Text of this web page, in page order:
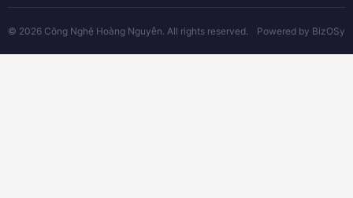
© 2026 Công Nghệ Hoàng Nguyễn. All rights reserved. Powered by BizOSy